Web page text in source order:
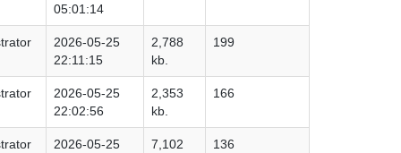
05:01:14
2026-05-25
22:11:15
2,788
kb.
199
2026-05-25
22:02:56
2,353
kb.
166
2026-05-25
7,102
136